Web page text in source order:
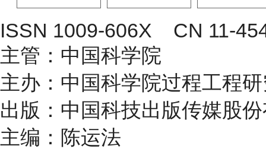
ISSN 1009-606X CN 11-
主管：中国科学院
主办：中国科学院过程工程
出版：中国科技出版传媒股
主编：陈运法